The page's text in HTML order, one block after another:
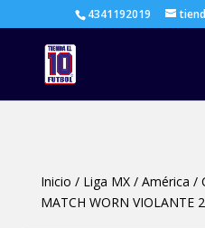
4341192019
Inicio / Liga MX/ América /
MATCH WORN VIOLANTE